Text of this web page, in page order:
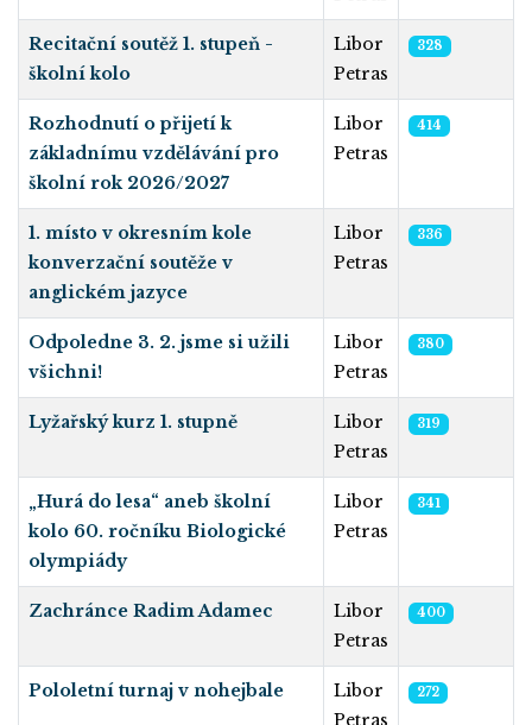
Recitační soutěž 1. stupeň -
školní kolo
Libor
Petras
328
Rozhodnutí o přijetí k
základnímu vzdělávání pro
školní rok 2026/2027
Libor
Petras
414
1. místo v okresním kole
konverzační soutěže v
anglickém jazyce
Libor
Petras
336
Odpoledne 3. 2. jsme si užili
všichni!
Libor
Petras
380
Lyžařský kurz 1. stupně
Libor
Petras
319
„Hurá do lesa“ aneb školní
kolo 60. ročníku Biologické
olympiády
Libor
Petras
341
Zachránce Radim Adamec
Libor
Petras
400
Pololetní turnaj v nohejbale
Libor
Petras
272